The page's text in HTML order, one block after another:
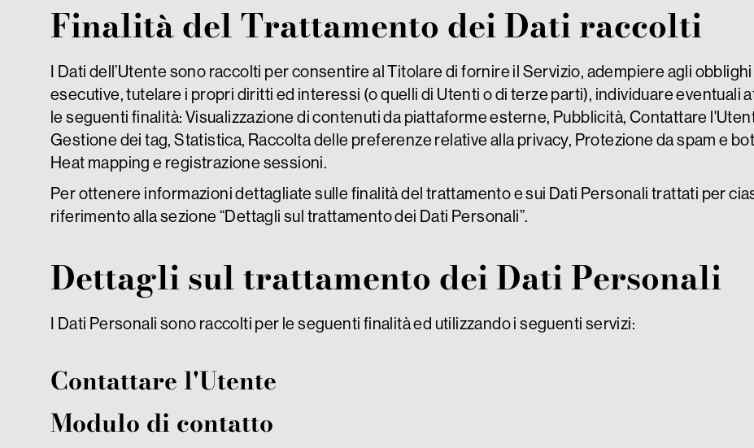
Finalità del Trattamento dei Dati raccolti
I Dati dell’Utente sono raccolti per consentire al Titolare di fornire il Servizio, adempiere agli
esecutive, tutelare i propri diritti ed interessi (o quelli di Utenti o di terze parti), individuare eventuali
le seguenti finalità: Visualizzazione di contenuti da piattaforme esterne, Pubblicità, Contattare
Gestione dei tag, Statistica, Raccolta delle preferenze relative alla privacy, Protezione da spam e
Heat mapping e registrazione sessioni.
Per ottenere informazioni dettagliate sulle finalità del trattamento e sui Dati Personali trattati per
riferimento alla sezione “Dettagli sul trattamento dei Dati Personali”.
Dettagli sul trattamento dei Dati Personali
I Dati Personali sono raccolti per le seguenti finalità ed utilizzando i seguenti servizi:
Contattare l'Utente
Modulo di contatto